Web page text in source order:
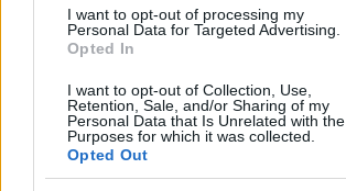
I want to opt-out of processing my
Personal Data for Targeted Advertising.
Opted In
I want to opt-out of Collection, Use,
Retention, Sale, and/or Sharing of my
Personal Data that Is Unrelated with the
Purposes for which it was collected.
Opted Out